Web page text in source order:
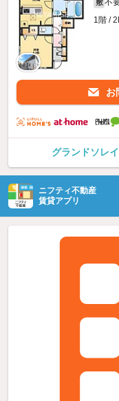
敷 不
1階 /
お
グランドソレ
ニフティ不動産
賃貸アプリ